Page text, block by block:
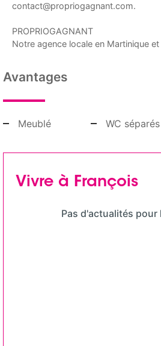
contact@propriogagnant.com.
PROPRIOGAGNANT
Notre agence locale en Martinique
Avantages
Meublé WC séparés
Vivre à François
Pas d'actualités pour